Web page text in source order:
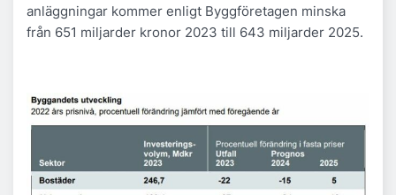
anläggningar kommer enligt Byggföretagen minska
från 651 miljarder kronor 2023 till 643 miljarder 2025.